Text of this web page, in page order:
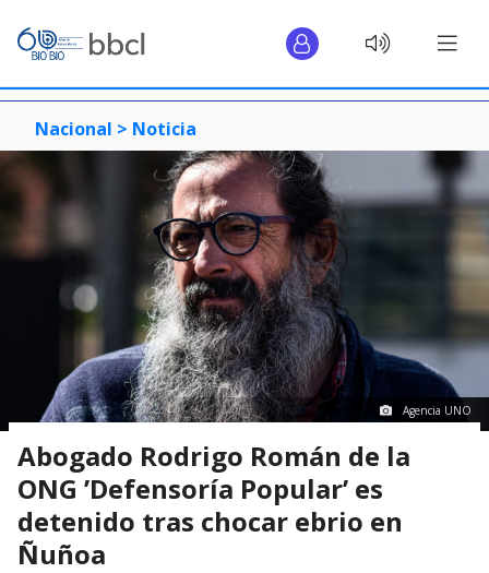
Nacional > Noticia
Agencia UNO
Abogado Rodrigo Román de la
ONG ’Defensoría Popular’ es
detenido tras chocar ebrio en
Ñuñoa